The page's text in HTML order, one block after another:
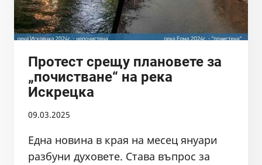
Протест срещу плановете за
„почистване“ на река
Искрецка
09.03.2025
Една новина в края на месец януари
разбуни духовете. Става въпрос за